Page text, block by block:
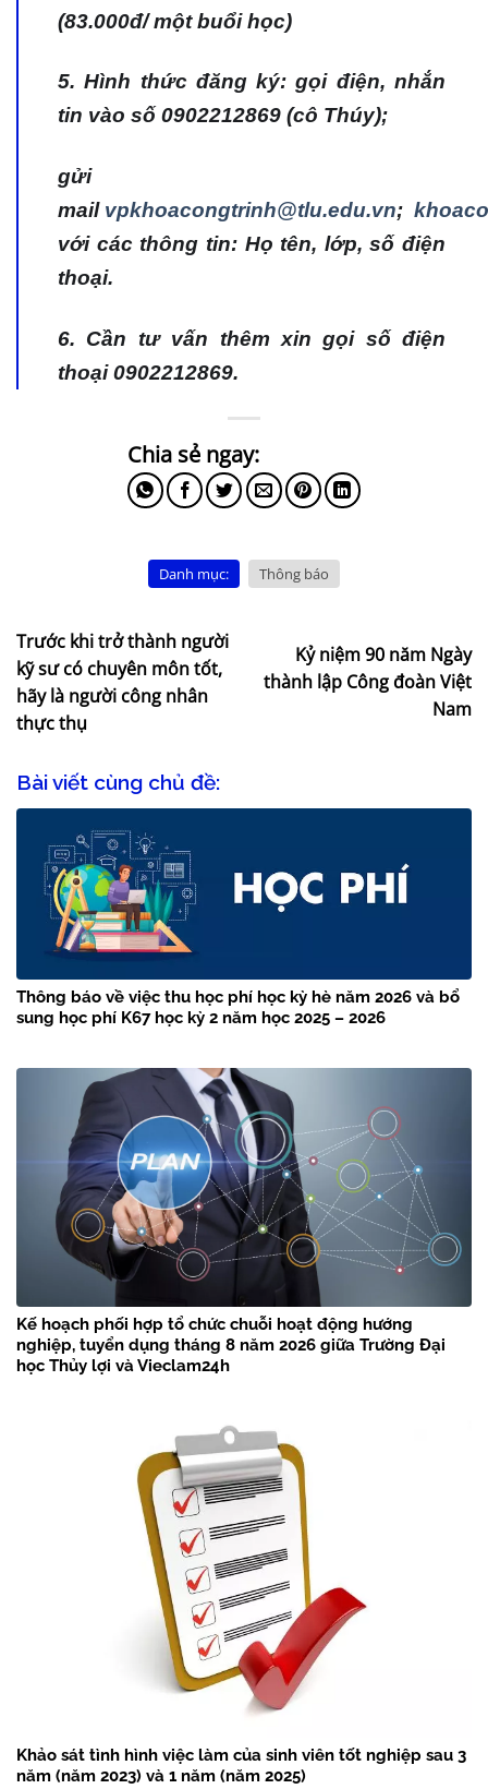
(83.000đ/ một buổi học)
5. Hình thức đăng ký: gọi điện, nhắn
tin vào số 0902212869 (cô Thúy);
gửi
mail vpkhoacongtrinh@tlu.edu.vn;
với các thông tin: Họ tên, lớp, số điện
thoại.
6. Cần tư vấn thêm xin gọi số điện
thoại 0902212869.
Danh mục: Thông báo
Trước khi trở thành người
kỹ sư có chuyên môn tốt,
hãy là người công nhân
thực thụ
Kỷ niệm 90 năm Ngày
thành lập Công đoàn Việt
Nam
Bài viết cùng chủ đề:
Thông báo về việc thu học phí học kỳ hè năm 2026 và bổ
sung học phí K67 học kỳ 2 năm học 2025 – 2026
Kế hoạch phối hợp tổ chức chuỗi hoạt động hướng
nghiệp, tuyển dụng tháng 8 năm 2026 giữa Trường Đại
học Thủy lợi và Vieclam24h
Khảo sát tình hình việc làm của sinh viên tốt nghiệp sau 3
năm (năm 2023) và 1 năm (năm 2025)